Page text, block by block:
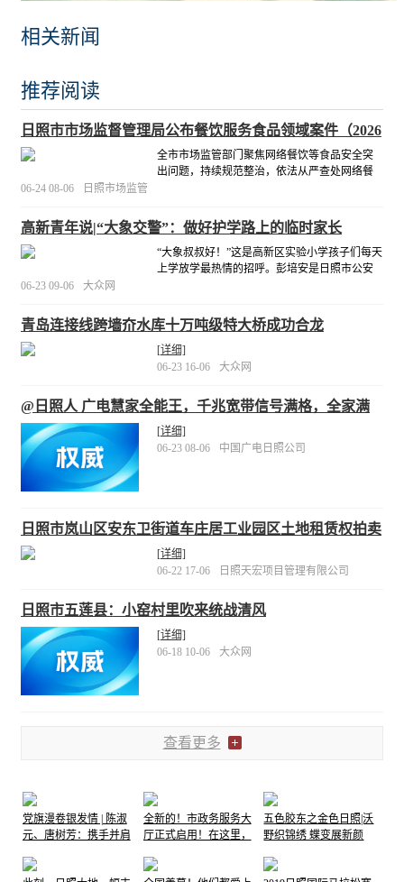
相关新闻
推荐阅读
日照市市场监督管理局公布餐饮服务食品领域案件（2026
年第4期）
全市市场监管部门聚焦网络餐饮等食品安全突
出问题，持续规范整治，依法从严查处网络餐
06-24 08-06 日照市场监管
高新青年说|“大象交警”：做好护学路上的临时家长
“大象叔叔好！”这是高新区实验小学孩子们每天
上学放学最热情的招呼。彭培安是日照市公安
成了他工作中最温暖的事。[详细]
06-23 09-06 大众网
青岛连接线跨墙夼水库十万吨级特大桥成功合龙
[详细]
06-23 16-06
大众网
@日照人 广电慧家全能王，千兆宽带信号满格，全家满
意！
[详细]
06-23 08-06
中国广电日照公司
日照市岚山区安东卫街道车庄居工业园区土地租赁权拍卖
公告
[详细]
06-22 17-06
日照天宏项目管理有限公司
日照市五莲县：小窑村里吹来统战清风
[详细]
06-18 10-06
大众网
查看更多
党旗漫卷银发情 | 陈淑
元、唐树芳：携手并肩
俪情深
全新的！市政务服务大
厅正式启用！在这里，
五色胶东之金色日照|沃
野织锦绣 蝶变展新颜